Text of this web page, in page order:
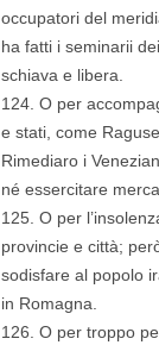
occupatori del
ha fatti i seminarii
schiava e libera.
124. O per
e stati, come
Rimediaro i
né essercitare
125. O per
provincie e città;
sodisfare al popolo
in Romagna.
126. O per troppo